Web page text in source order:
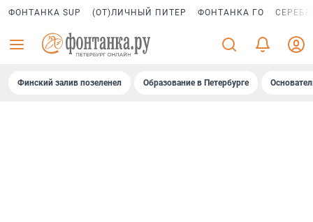
ФОНТАНКА SUP (ОТ)ЛИЧНЫЙ ПИТЕР ФОНТАНКА ГО
Финский залив позеленел Образование в Петербурге